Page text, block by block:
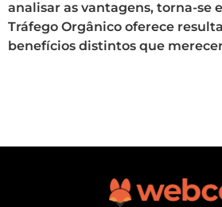
analisar as vantagens, torna-se
Tráfego Orgânico oferece
benefícios distintos que